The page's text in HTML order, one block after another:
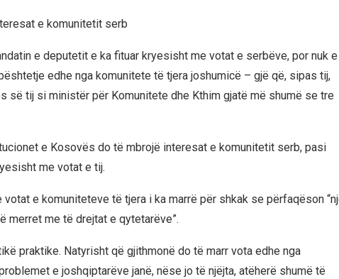
e komunitetit serb
e deputetit e ka fituar kryesisht me votat e serbëve, por nuk e
edhe nga komunitete të tjera joshumicë – gjë që, sipas tij,
së tij si ministër për Komunitete dhe Kthim gjatë më shumë se tre
e Kosovës do të mbrojë interesat e komunitetit serb, pasi
me votat e tij.
votat e komuniteteve të tjera i ka marrë për shkak se përfaqëson
merret me të drejtat e qytetarëve”.
praktike. Natyrisht që gjithmonë do të marr vota edhe nga
e joshqiptarëve janë, nëse jo të njëjta, atëherë shumë të